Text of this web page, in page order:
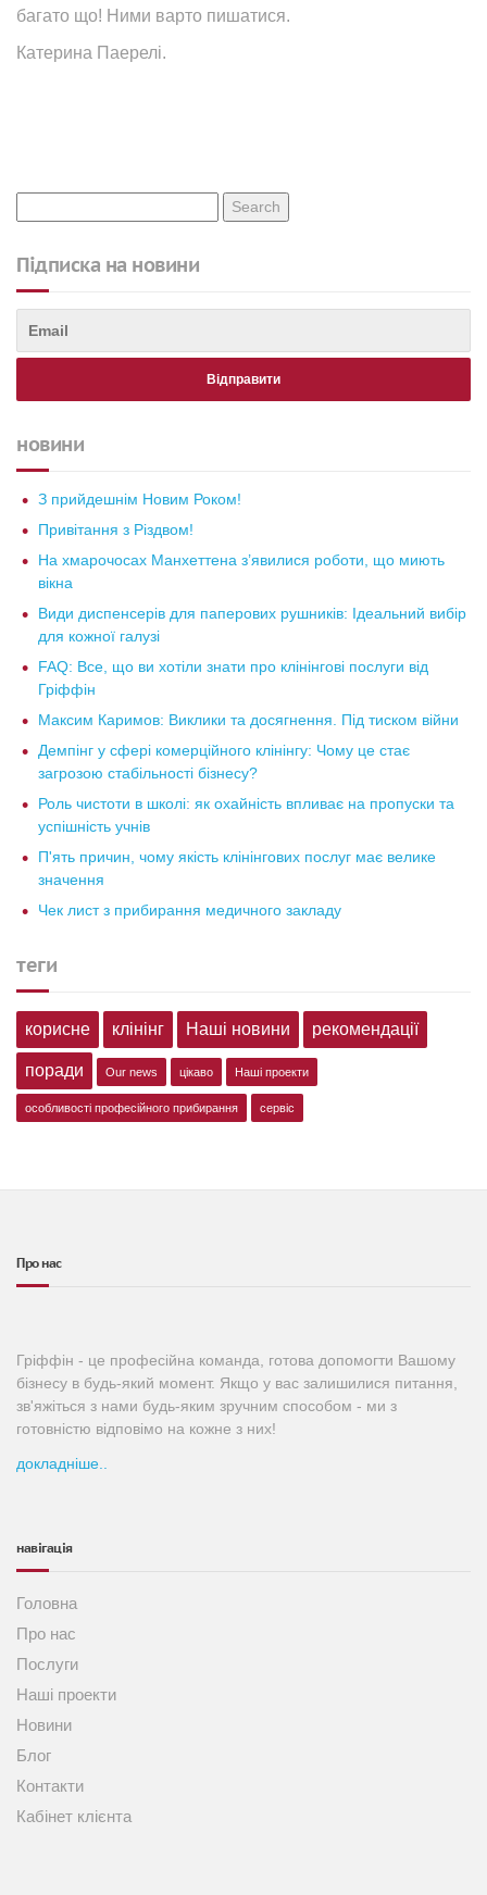
багато що! Ними варто пишатися.
Катерина Паерелі.
Підписка на новини
новини
З прийдешнім Новим Роком!
Привітання з Різдвом!
На хмарочосах Манхеттена з’явилися роботи, що миють
вікна
Види диспенсерів для паперових рушників: Ідеальний вибір
для кожної галузі
FAQ: Все, що ви хотіли знати про клінінгові послуги від
Гріффін
Максим Каримов: Виклики та досягнення. Під тиском війни
Демпінг у сфері комерційного клінінгу: Чому це стає
загрозою стабільності бізнесу?
Роль чистоти в школі: як охайність впливає на пропуски та
успішність учнів
П'ять причин, чому якість клінінгових послуг має велике
значення
Чек лист з прибирання медичного закладу
теги
корисне клінінг Наші новини рекомендації
поради Our news цікаво Наші проекти
особливості професійного прибирання сервіс
Про нас
Гріффін - це професійна команда, готова допомогти Вашому
бізнесу в будь-який момент. Якщо у вас залишилися питання,
зв'яжіться з нами будь-яким зручним способом - ми з
готовністю відповімо на кожне з них!
докладніше..
навігація
Головна
Про нас
Послуги
Наші проекти
Новини
Блог
Контакти
Кабінет клієнта